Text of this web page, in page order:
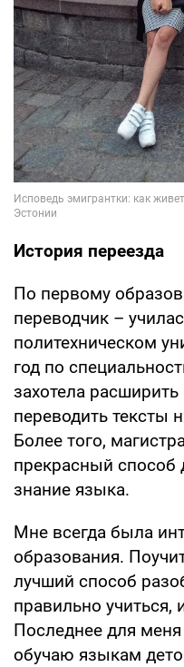
История переезда
По первому
переводчик –
политехническом
год по
захотела
переводить тексты
Более того,
прекрасный способ
знание языка.
Мне всегда была
образования.
лучший способ
правильно учиться,
Последнее для
обучаю языкам